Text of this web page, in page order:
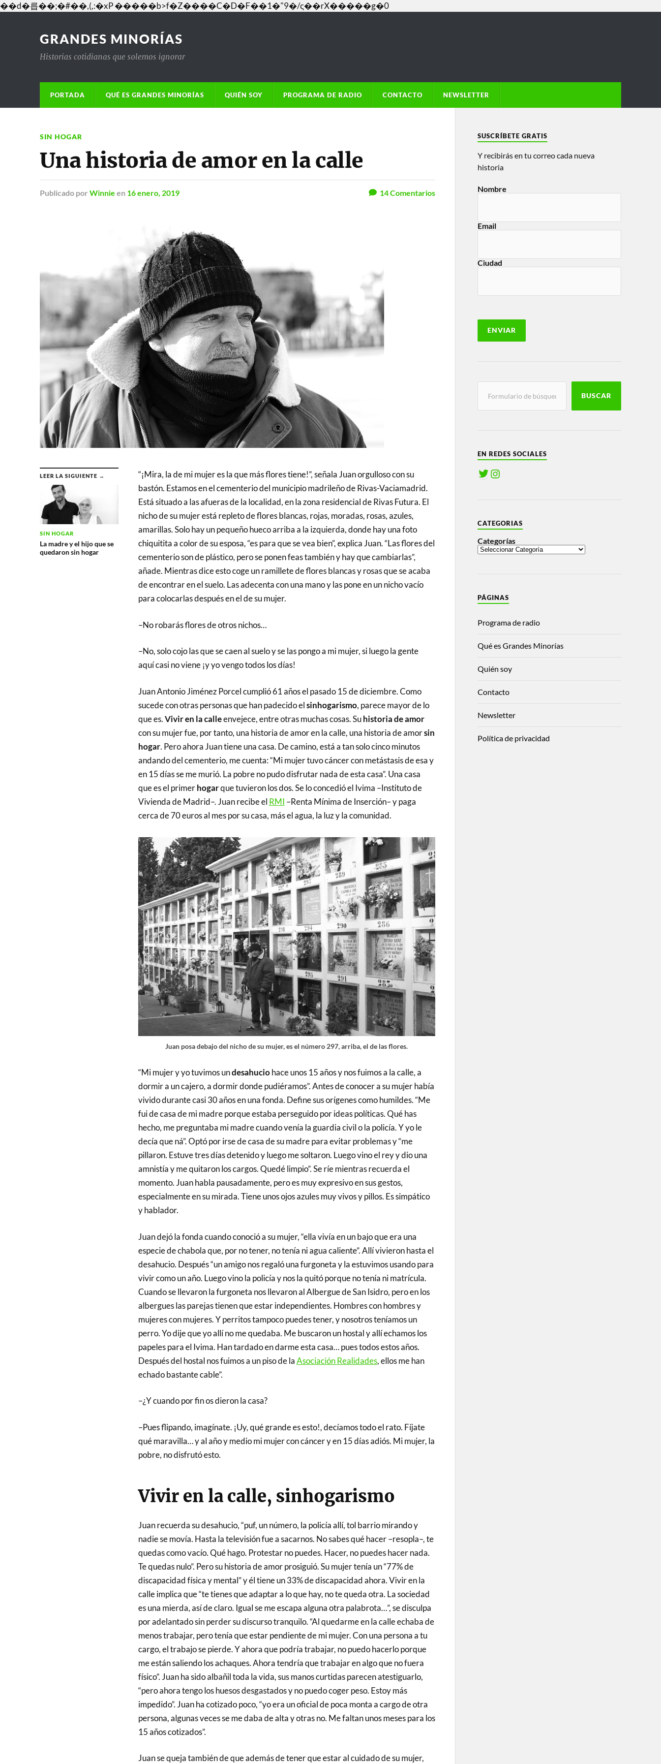
��d�릅��;�#��,(,:�xP �����b>f�Z����C�D�F��1�"9�/ς��rX�����g�0
GRANDES MINORÍAS
Historias cotidianas que solemos ignorar
PORTADA QUÉ ES GRANDES MINORÍAS QUIÉN SOY PROGRAMA DE RADIO CONTACTO NEWSLETTER
SIN HOGAR
Una historia de amor en la calle
Publicado por Winnie en 16 enero, 2019 14Comentarios
LEER LA SIGUIENTE →
SIN HOGAR
La madre y el hijo que se
quedaron sin hogar
“¡Mira, la de mi mujer es la que más flores tiene!”, señala Juan orgulloso con su
bastón. Estamos en el cementerio del municipio madrileño de Rivas-Vaciamadrid.
Está situado a las afueras de la localidad, en la zona residencial de Rivas Futura. El
nicho de su mujer está repleto de flores blancas, rojas, moradas, rosas, azules,
amarillas. Solo hay un pequeño hueco arriba a la izquierda, donde hay una foto
chiquitita a color de su esposa, “es para que se vea bien”, explica Juan. “Las flores del
cementerio son de plástico, pero se ponen feas también y hay que cambiarlas”,
añade. Mientras dice esto coge un ramillete de flores ­blancas y rosas que se acaba
de encontrar en el suelo. Las adecenta con una mano y las pone en un nicho vacío
para colocarlas después en el de su mujer.
–No robarás flores de otros nichos…
–No, solo cojo las que se caen al suelo y se las pongo a mi mujer, si luego la gente
aquí casi no viene ¡y yo vengo todos los días!
Juan Antonio Jiménez Porcel cumplió 61 años el pasado 15 de diciembre. Como
sucede con otras personas que han padecido elsinhogarismo, parece mayor de lo
que es.Vivir en la calleenvejece, entre otras muchas cosas. Suhistoria de amor
con su mujer fue, por tanto, una historia de amor en la calle, una historia de amorsin
hogar. Pero ahora Juan tiene una casa. De camino, está a tan solo cinco minutos
andando del cementerio, me cuenta: “Mi mujer tuvo cáncer con metástasis de esa y
en 15 días se me murió. La pobre no pudo disfrutar nada de esta casa”. Una casa
que es el primerhogarque tuvieron los dos. Se lo concedió el Ivima –Instituto de
Vivienda de Madrid–. Juan recibe el RMI –Renta Mínima de Inserción– y paga
cerca de 70 euros al mes por su casa, más el agua, la luz y la comunidad.
Juan posa debajo del nicho de su mujer, es el número 297, arriba, el de las flores.
“Mi mujer y yo tuvimos undesahuciohace unos 15 años y nos fuimos a la calle, a
dormir a un cajero, a dormir donde pudiéramos”. Antes de conocer a su mujer había
vivido durante casi 30 años en una fonda. Define sus orígenes como humildes. “Me
fui de casa de mi madre porque estaba perseguido por ideas políticas. Qué has
hecho, me preguntaba mi madre cuando venía la guardia civil o la policía. Y yo le
decía que ná”. Optó por irse de casa de su madre para evitar problemas y “me
pillaron. Estuve tres días detenido y luego me soltaron. Luego vino el rey y dio una
amnistía y me quitaron los cargos. Quedé limpio”. Se ríe mientras recuerda el
momento. Juan habla pausadamente, pero es muy expresivo en sus gestos,
especialmente en su mirada. Tiene unos ojos azules muy vivos y pillos. Es simpático
y hablador.
Juan dejó la fonda cuando conoció a su mujer, “ella vivía en un bajo que era una
especie de chabola que, por no tener, no tenía ni agua caliente”. Allí vivieron hasta el
desahucio. Después “un amigo nos regaló una furgoneta y la estuvimos usando para
vivir como un año. Luego vino la policía y nos la quitó porque no tenía ni matrícula.
Cuando se llevaron la furgoneta nos llevaron al Albergue de San Isidro, pero en los
albergues las parejas tienen que estar independientes. Hombres con hombres y
mujeres con mujeres. Y perritos tampoco puedes tener, y nosotros teníamos un
perro. Yo dije que yo allí no me quedaba. Me buscaron un hostal y allí echamos los
papeles para el Ivima. Han tardado en darme esta casa… pues todos estos años.
Después del hostal nos fuimos a un piso de laAsociación Realidades, ellos me han
echado bastante cable”.
–¿Y cuando por fin os dieron la casa?
–Pues flipando, imagínate. ¡Uy, qué grande es esto!, decíamos todo el rato. Fíjate
qué maravilla… y al año y medio mi mujer con cáncer y en 15 días adiós. Mi mujer, la
pobre, no disfrutó esto.
Vivir en la calle, sinhogarismo
Juan recuerda su desahucio, “puf, un número, la policía allí, tol barrio mirando y
nadie se movía. Hasta la televisión fue a sacarnos. No sabes qué hacer –resopla–, te
quedas como vacío. Qué hago. Protestar no puedes. Hacer, no puedes hacer nada.
Te quedas nulo”. Pero su historia de amor prosiguió. Su mujer tenía un “77% de
discapacidad física y mental” y él tiene un 33% de discapacidad ahora. Vivir en la
calle implica que “te tienes que adaptar a lo que hay, no te queda otra. La sociedad
es una mierda, así de claro. Igual se me escapa alguna otra palabrota…”, se disculpa
por adelantado sin perder su discurso tranquilo. “Al quedarme en la calle echaba de
menos trabajar, pero tenía que estar pendiente de mi mujer. Con una persona a tu
cargo, el trabajo se pierde. Y ahora que podría trabajar, no puedo hacerlo porque
me están saliendo los achaques. Ahora tendría que trabajar en algo que no fuera
físico”. Juan ha sido albañil toda la vida, sus manos curtidas parecen atestiguarlo,
“pero ahora tengo los huesos desgastados y no puedo coger peso. Estoy más
impedido”. Juan ha cotizado poco, “yo era un oficial de poca monta a cargo de otra
persona, algunas veces se me daba de alta y otras no. Me faltan unos meses para los
15 años cotizados”.
Juan se queja también de que además de tener que estar al cuidado de su mujer,
SUSCRÍBETE GRATIS
Y recibirás en tu correo cada nueva
historia
Nombre
Email
Ciudad
BUSCAR
EN REDES SOCIALES
CATEGORIAS
Categorías
PÁGINAS
Programa de radio
Qué es Grandes Minorías
Quién soy
Contacto
Newsletter
Política de privacidad